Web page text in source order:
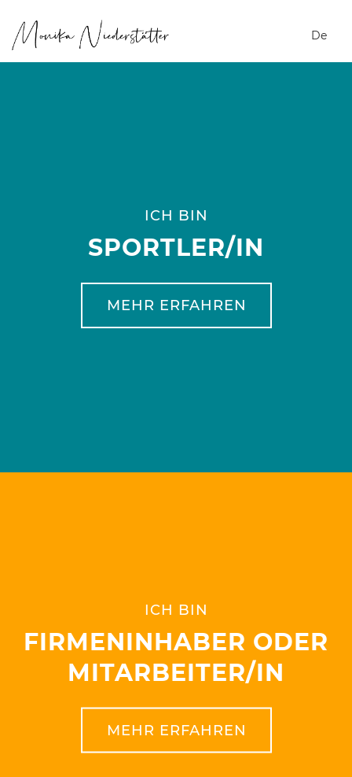
De
ICH BIN
SPORTLER/IN
MEHR ERFAHREN
ICH BIN
FIRMENINHABER ODER
MITARBEITER/IN
MEHR ERFAHREN